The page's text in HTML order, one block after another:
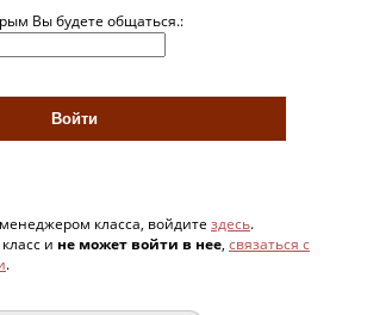
Вы будете общаться.:
класса, войдите здесь.
и не может войти в нее, связаться с
.